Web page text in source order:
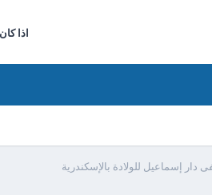
اذا
إسماعيل للولادة بالإسكندرية